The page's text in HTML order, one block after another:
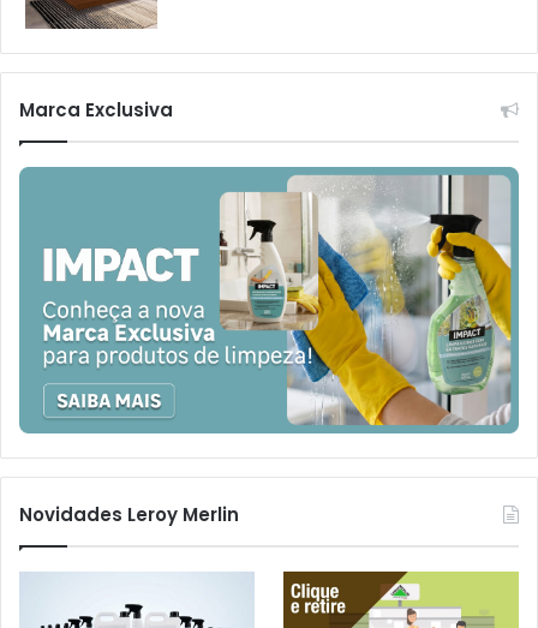
Marca Exclusiva
Novidades Leroy Merlin